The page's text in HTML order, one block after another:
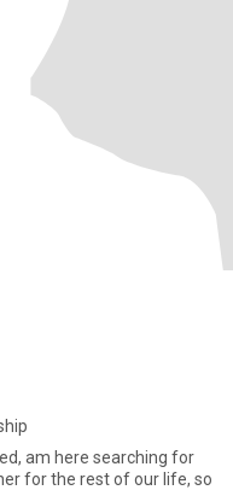
am here searching for
for the rest of our life, so